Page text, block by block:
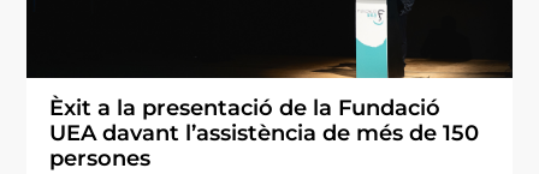
Èxit a la presentació de la Fundació
UEA davant l’assistència de més de 150
persones